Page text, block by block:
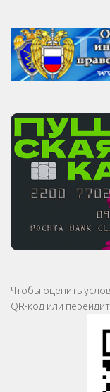
Чтобы оценить
QR-код или